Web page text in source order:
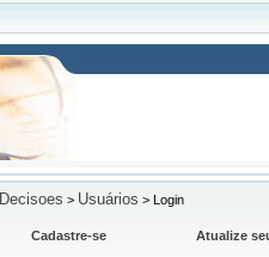
Decisoes > Usuários > Login
Cadastre-se Atualize